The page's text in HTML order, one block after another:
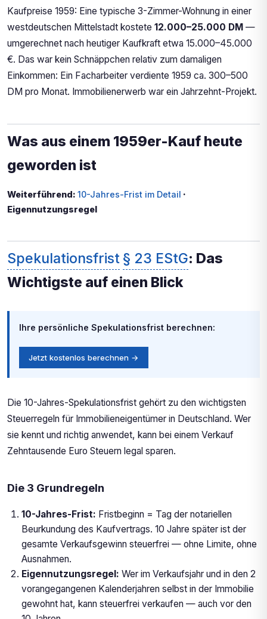
Kaufpreise 1959: Eine typische 3-Zimmer-Wohnung in einer
westdeutschen Mittelstadt kostete 12.000–25.000 DM —
umgerechnet nach heutiger Kaufkraft etwa 15.000–45.000
€. Das war kein Schnäppchen relativ zum damaligen
Einkommen: Ein Facharbeiter verdiente 1959 ca. 300–500
DM pro Monat. Immobilienerwerb war ein Jahrzehnt-Projekt.
Was aus einem 1959er-Kauf heute
geworden ist
Weiterführend: 10-Jahres-Frist im Detail ·
Eigennutzungsregel
Spekulationsfrist § 23 EStG: Das
Wichtigste auf einen Blick
Ihre persönliche Spekulationsfrist berechnen:
Jetzt kostenlos berechnen →
Die 10-Jahres-Spekulationsfrist gehört zu den wichtigsten
Steuerregeln für Immobilieneigentümer in Deutschland. Wer
sie kennt und richtig anwendet, kann bei einem Verkauf
Zehntausende Euro Steuern legal sparen.
Die 3 Grundregeln
10-Jahres-Frist: Fristbeginn = Tag der notariellen
Beurkundung des Kaufvertrags. 10 Jahre später ist der
gesamte Verkaufsgewinn steuerfrei — ohne Limite, ohne
Ausnahmen.
Eigennutzungsregel: Wer im Verkaufsjahr und in den 2
vorangegangenen Kalenderjahren selbst in der Immobilie
gewohnt hat, kann steuerfrei verkaufen — auch vor den